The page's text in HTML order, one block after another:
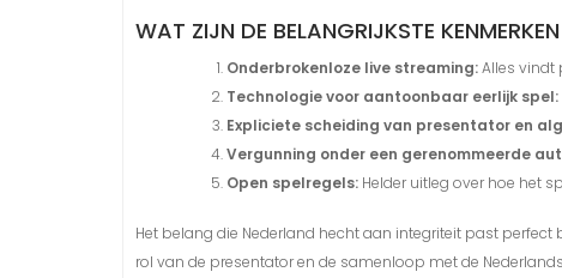
WAT ZIJN DE BELANGRIJKSTE
Onderbrokenloze live streaming:Alles vindt
Technologie voor aantoonbaar eerlijk spel:
Expliciete scheiding van presentator en
Vergunning onder een gerenommeerde
Open spelregels: Helder uitleg over hoe het
Het belang die Nederland hecht aan integriteit past
rol van de presentator en de samenloop met de